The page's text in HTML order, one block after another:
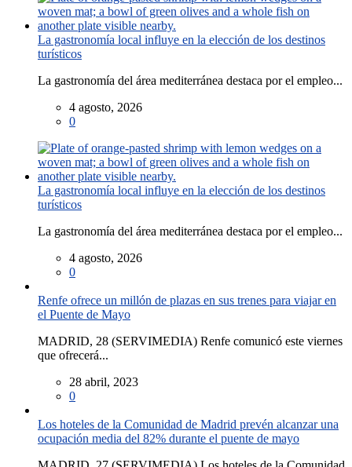
La gastronomía local influye en la elección de los destinos
turísticos
La gastronomía del área mediterránea destaca por el empleo...
4 agosto, 2026
0
La gastronomía local influye en la elección de los destinos
turísticos
La gastronomía del área mediterránea destaca por el empleo...
4 agosto, 2026
0
Renfe ofrece un millón de plazas en sus trenes para viajar en
el Puente de Mayo
MADRID, 28 (SERVIMEDIA) Renfe comunicó este viernes
que ofrecerá...
28 abril, 2023
0
Los hoteles de la Comunidad de Madrid prevén alcanzar una
ocupación media del 82% durante el puente de mayo